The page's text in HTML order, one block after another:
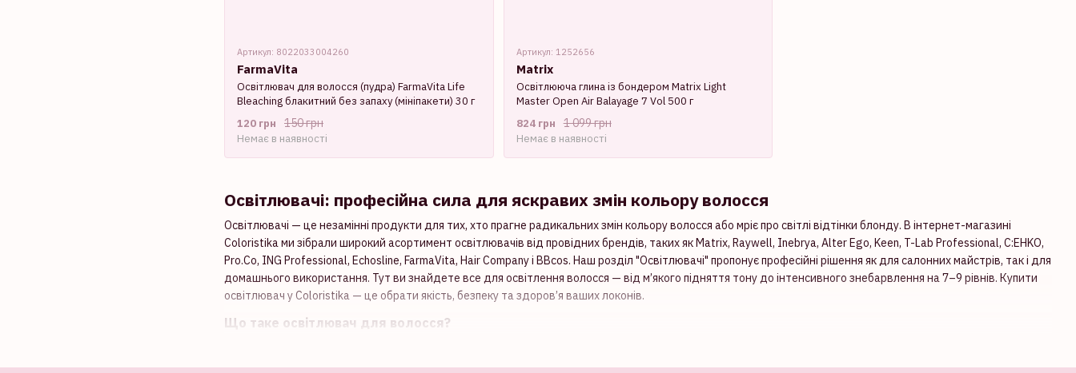
Освітлювачі: професійна сила для яскравих змін кольору волосся
Освітлювачі — це незамінні продукти для тих, хто прагне радикальних змін кольору волосся або мріє про світлі відтінки блонду. В інтернет-магазині
Coloristika ми зібрали широкий асортимент освітлювачів від провідних брендів, таких як Matrix, Raywell, Inebrya, Alter Ego, Keen, T-Lab Professional, C:EHKO,
Pro.Co, ING Professional, Echosline, FarmaVita, Hair Company і BBcos. Наш розділ "Освітлювачі" пропонує професійні рішення як для салонних майстрів, так і для
домашнього використання. Тут ви знайдете все для освітлення волосся — від м’якого підняття тону до інтенсивного знебарвлення на 7–9 рівнів. Купити
освітлювач у Coloristika — це обрати якість, безпеку та здоров’я ваших локонів.
Що таке освітлювач для волосся?
відтінків або підготувати локони до подальшого фарбування. Залежно від формули, освітлювачі можуть бути у вигляді пудри, крему або пасти, які
Артикул: 8022033004260
FarmaVita
Освітлювач для волосся (пудра) FarmaVita Life
Bleaching блакитний без запаху (мініпакети) 30 г
150 грн
120 грн
Немає в наявності
Артикул: 1252656
Matrix
Освітлююча глина із бондером Matrix Light
Master Open Air Balayage 7 Vol 500 г
1 099 грн
824 грн
Немає в наявності